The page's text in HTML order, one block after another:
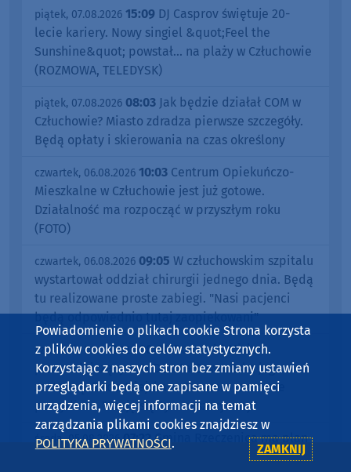
piątek, 07.08.2026 15:09 DJ Casprov świętuje 20-
lecie kariery. Nowy singiel &quot;Feel the
Sunshine&quot; powstał... na plaży w Człuchowie
(ROZMOWA, TELEDYSK)
piątek, 07.08.2026 08:03 Jak będzie działał COM w
Człuchowie? Miasto zdradza pierwsze szczegóły.
Będą opłaty i skierowania na czas określony
czwartek, 06.08.2026 10:03 Centrum Opiekuńczo-
Mieszkalne w Człuchowie jest już gotowe.
Działalność ma rozpocząć w przyszłym roku
(FOTO)
czwartek, 06.08.2026 09:05 W człuchowskim szpitalu
wystartował oddział chirurgii jednego dnia. Będą
tu realizowane proste zabiegi. "Nasi pacjenci
będą odpowiednio tutaj zaopiekowani"
czwartek, 06.08.2026 08:04Romuald Misiun
przewodniczącym, a Dorota Gawrońska jego
zastępcą. Rada Miejska w Czarnem ma nowe
prezydium. "Czuję się tym zaszczycony"
środa, 05.08.2026 07:22Gmina Rzeczenica ma plan
ogólny. Dokument wprowadza ograniczenia dla
Powiadomienie o plikach cookie Strona korzysta
z plików cookies do celów statystycznych.
Korzystając z naszych stron bez zmiany ustawień
przeglądarki będą one zapisane w pamięci
urządzenia, więcej informacji na temat
zarządzania plikami cookies znajdziesz w
POLITYKA PRYWATNOŚCI. ZAMKNIJ